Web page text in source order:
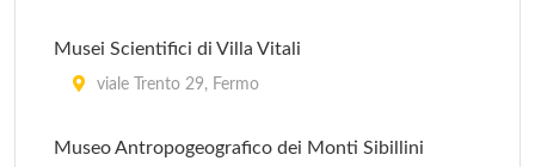
Musei Scientifici di Villa Vitali
viale Trento 29, Fermo
Museo Antropogeografico dei Monti Sibillini